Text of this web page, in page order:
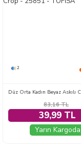
2
83,16TL
39,99 TL
Yarın Kargoda